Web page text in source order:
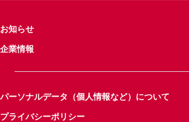
お知らせ
企業情報
パーソナルデータ（個人情報など）について
プライバシーポリシー